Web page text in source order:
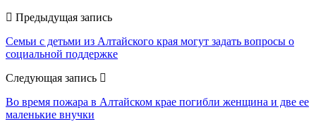
Предыдущая запись
Семьи с детьми из Алтайского края могут задать вопросы о
социальной поддержке
Следующая запись
Во время пожара в Алтайском крае погибли женщина и две ее
маленькие внучки